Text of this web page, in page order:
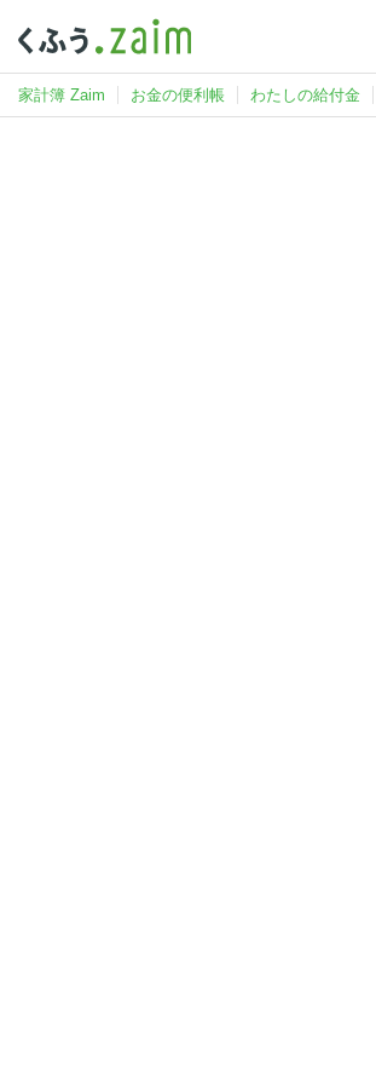
家計簿 Zaim お金の便利帳 わたしの給付金